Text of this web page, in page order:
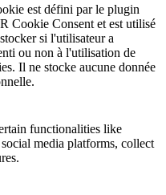
est défini par le plugin
Cookie Consent et est utilisé
si l'utilisateur a
ou non à l'utilisation de
Il ne stocke aucune donnée
functionalities like
media platforms, collect